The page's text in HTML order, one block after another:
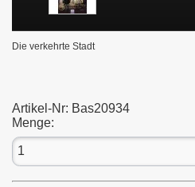
Die verkehrte Stadt
Artikel-Nr: Bas20934
Menge: